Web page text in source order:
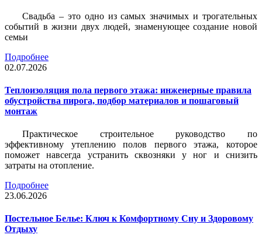
Свадьба – это одно из самых значимых и трогательных
событий в жизни двух людей, знаменующее создание новой
семьи
Подробнее
02.07.2026
Теплоизоляция пола первого этажа: инженерные правила
обустройства пирога, подбор материалов и пошаговый
монтаж
Практическое строительное руководство по
эффективному утеплению полов первого этажа, которое
поможет навсегда устранить сквозняки у ног и снизить
затраты на отопление.
Подробнее
23.06.2026
Постельное Белье: Ключ к Комфортному Сну и Здоровому
Отдыху